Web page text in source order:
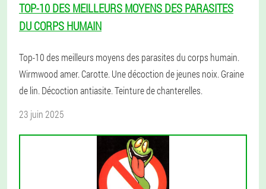
TOP-10 DES MEILLEURS MOYENS DES PARASITES
DU CORPS HUMAIN
Top-10 des meilleurs moyens des parasites du corps humain.
Wirmwood amer. Carotte. Une décoction de jeunes noix. Graine
de lin. Décoction antiasite. Teinture de chanterelles.
23 juin 2025